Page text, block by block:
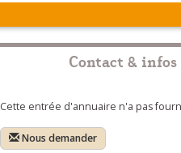
Contact & infos
Cette entrée d'annuaire n'a pas
Nous demander